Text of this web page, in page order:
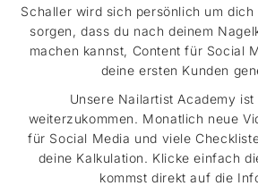
Schaller wird sich persönlich um
sorgen, dass du nach deinem
machen kannst, Content für Social
deine ersten Kunden
Unsere Nailartist Academy ist
weiterzukommen. Monatlich neue
für Social Media und viele
deine Kalkulation. Klicke einfach
kommst direkt auf die